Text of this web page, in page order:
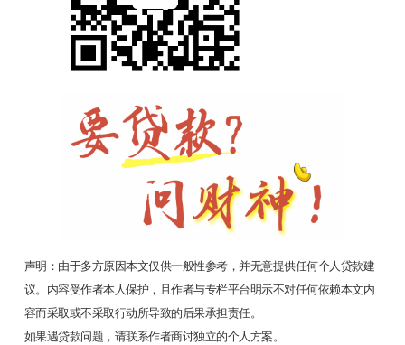
声明：由于多方原因本文仅供一般性参考，并无意提供任何个人贷款建
议。内容受作者本人保护，且作者与专栏平台明示不对任何依赖本文内
容而采取或不采取行动所导致的后果承担责任。
如果遇贷款问题，请联系作者商讨独立的个人方案。